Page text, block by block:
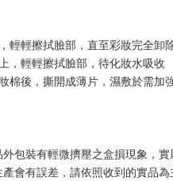
輕擦拭臉部，直至彩妝完全卸
，輕輕擦拭臉部，待化妝水吸收
後，撕開成薄片，濕敷於需加
包裝有輕微擠壓之盒損現象，實
會有誤差，請依照收到的實品為